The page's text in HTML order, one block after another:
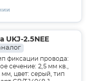
UKJ-2.5NEE
фиксации провода:
сечение: 2,5 мм кв.,
цвет: серый, тип